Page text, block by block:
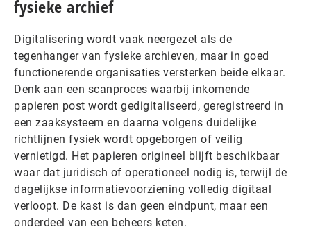
fysieke archief
Digitalisering wordt vaak neergezet als de
tegenhanger van fysieke archieven, maar in goed
functionerende organisaties versterken beide elkaar.
Denk aan een scanproces waarbij inkomende
papieren post wordt gedigitaliseerd, geregistreerd in
een zaaksysteem en daarna volgens duidelijke
richtlijnen fysiek wordt opgeborgen of veilig
vernietigd. Het papieren origineel blijft beschikbaar
waar dat juridisch of operationeel nodig is, terwijl de
dagelijkse informatievoorziening volledig digitaal
verloopt. De kast is dan geen eindpunt, maar een
onderdeel van een beheers keten.